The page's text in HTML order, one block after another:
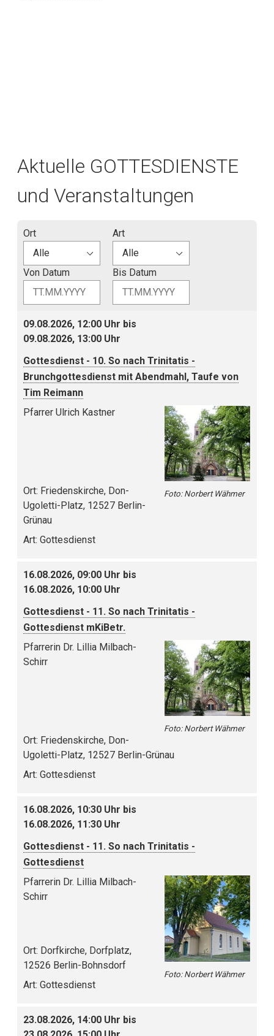
Aktuelle GOTTESDIENSTE
und Veranstaltungen
Ort Art
Von Datum Bis Datum
09.08.2026, 12:00 Uhr bis
09.08.2026, 13:00 Uhr
Gottesdienst - 10. So nach Trinitatis -
Brunchgottesdienst mit Abendmahl, Taufe von
Tim Reimann
Foto: Norbert Wähmer
Pfarrer Ulrich Kastner
Ort: Friedenskirche, Don-
Ugoletti-Platz, 12527 Berlin-
Grünau
Art: Gottesdienst
16.08.2026, 09:00 Uhr bis
16.08.2026, 10:00 Uhr
Gottesdienst - 11. So nach Trinitatis -
Gottesdienst mKiBetr.
Foto: Norbert Wähmer
Pfarrerin Dr. Lillia Milbach-
Schirr
Ort: Friedenskirche, Don-
Ugoletti-Platz, 12527 Berlin-Grünau
Art: Gottesdienst
16.08.2026, 10:30 Uhr bis
16.08.2026, 11:30 Uhr
Gottesdienst - 11. So nach Trinitatis -
Gottesdienst
Foto: Norbert Wähmer
Pfarrerin Dr. Lillia Milbach-
Schirr
Ort: Dorfkirche, Dorfplatz,
12526 Berlin-Bohnsdorf
Art: Gottesdienst
23.08.2026, 14:00 Uhr bis